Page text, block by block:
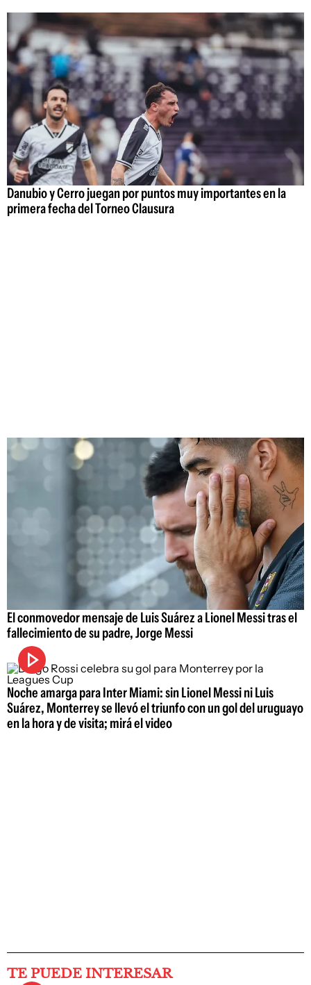
Danubio y Cerro juegan por puntos muy importantes en la
primera fecha del Torneo Clausura
El conmovedor mensaje de Luis Suárez a Lionel Messi tras el
fallecimiento de su padre, Jorge Messi
Noche amarga para Inter Miami: sin Lionel Messi ni Luis
Suárez, Monterrey se llevó el triunfo con un gol del uruguayo
en la hora y de visita; mirá el video
TE PUEDE INTERESAR